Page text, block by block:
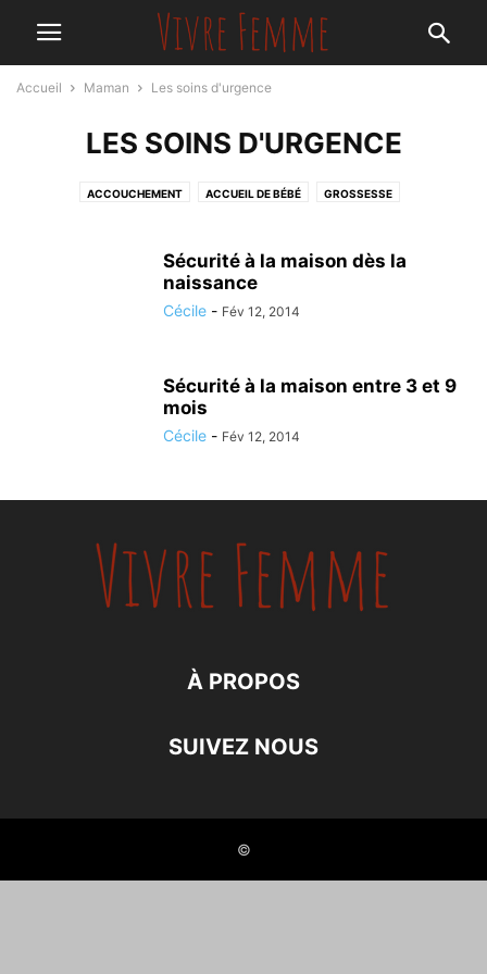
Accueil Maman Les soins d'urgence
LES SOINS D'URGENCE
ACCOUCHEMENT ACCUEIL DE BÉBÉ GROSSESSE
Sécurité à la maison dès la
naissance
Cécile - Fév 12, 2014
Sécurité à la maison entre 3 et 9
mois
Cécile - Fév 12, 2014
À PROPOS
SUIVEZ NOUS
©